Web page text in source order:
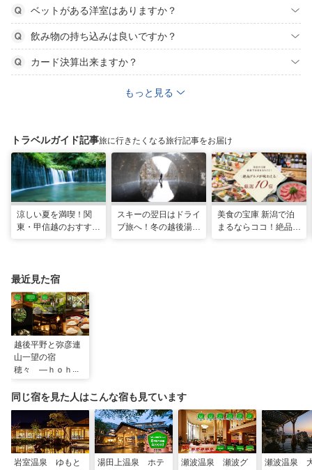
ベットがある洋室はありますか？
飲み物の持ち込みは良いですか？
カード決算出来ますか？
もっと見る
トラベルガイド記事旅に行きたくなる旅行記事をお届け
涼しい夏を満喫！関
東・甲信越のおすすめ
スキーの翌日はドライ
ブ旅へ！冬の越後湯沢
美食の宝庫 新潟で泊
まるならココ！絶品グ
最近見た宿
越後平野と弥彦連
山一望の宿
穂々 ―ｈｏｈｏ
同じ宿を見た人はこんな宿も見ています
岩室温泉 ゆもと
湯田上温泉 ホテ
瀬波温泉 瀬波グ
瀬波温泉